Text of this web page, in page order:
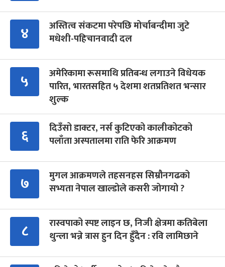
४
अस्तित्व संकटमा परेपछि मोर्चाबन्दीमा जुटे
मधेशी-पहिचानवादी दल
५
अमेरिकामा रूसमाथि प्रतिबन्ध लगाउने विधेयक
पारित, भारतसहित ५ देशमा शतप्रतिशत भन्सार
शुल्क
६
दिउँसो डाक्टर, नर्स कुटिएको कालीकोटको
पलाँता अस्पतालमा राति फेरि आक्रमण
७
मुगल आक्रमणले तहसनहस सिम्रौनगढको
सभ्यता नेपाल खाल्डोले कसरी जोगायो ?
८
रास्वपाको स्पष्ट लाइन छ, निजी क्षेत्रमा कतिबेला
थुन्ला भन्ने त्रास हुन दिन हुँदैन : रवि लामिछाने